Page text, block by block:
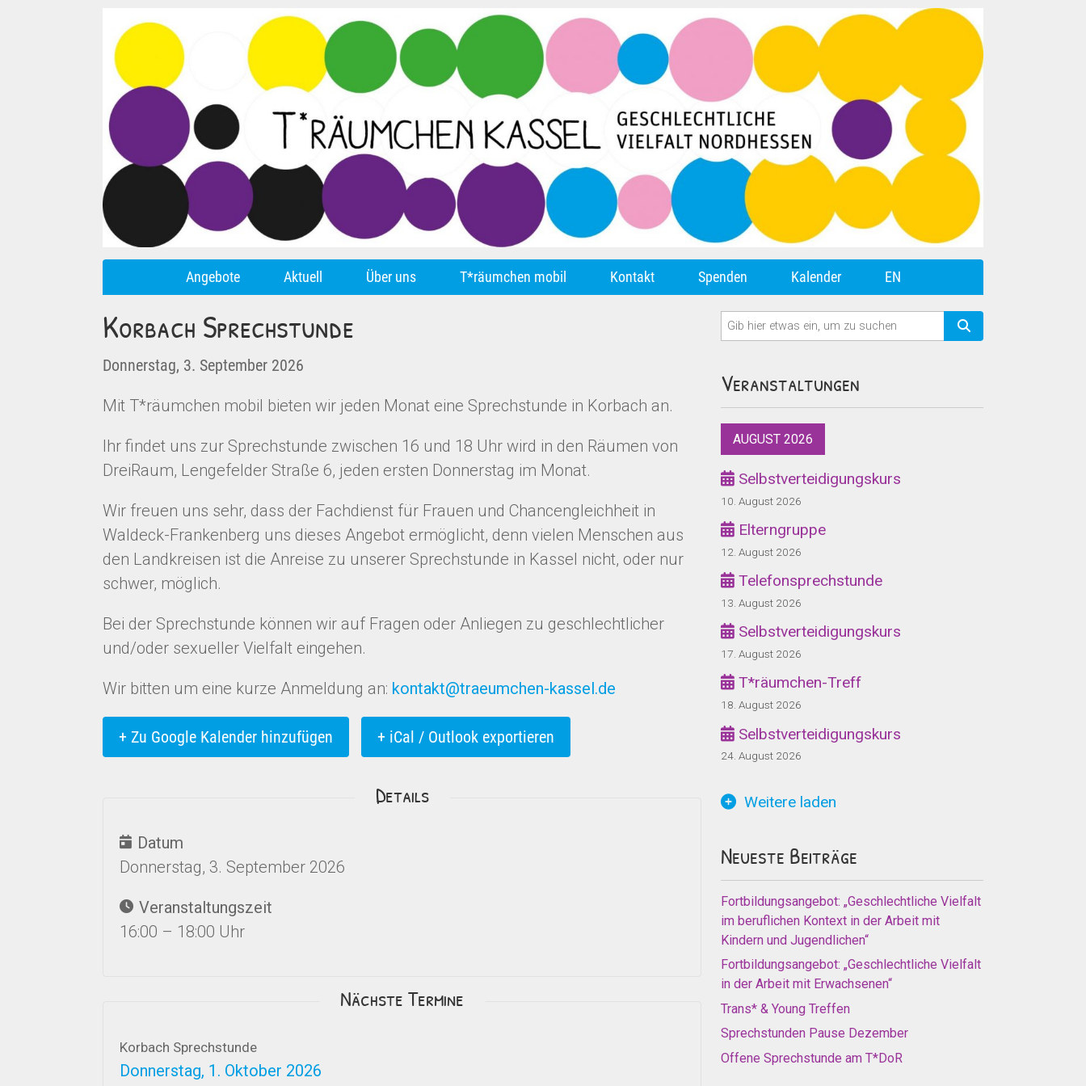
Angebote Aktuell Über uns T*räumchen mobil Kontakt Spenden Kalender EN
Korbach Sprechstunde
Donnerstag, 3. September 2026
Mit T*räumchen mobil bieten wir jeden Monat eine Sprechstunde in Korbach an.
Ihr findet uns zur Sprechstunde zwischen 16 und 18 Uhr wird in den Räumen von
DreiRaum, Lengefelder Straße 6, jeden ersten Donnerstag im Monat.
Wir freuen uns sehr, dass der Fachdienst für Frauen und Chancengleichheit in
Waldeck-Frankenberg uns dieses Angebot ermöglicht, denn vielen Menschen aus
den Landkreisen ist die Anreise zu unserer Sprechstunde in Kassel nicht, oder nur
schwer, möglich.
Bei der Sprechstunde können wir auf Fragen oder Anliegen zu geschlechtlicher
und/oder sexueller Vielfalt eingehen.
Wir bitten um eine kurze Anmeldung an: kontakt@traeumchen-kassel.de
+ Zu Google Kalender hinzufügen + iCal / Outlook exportieren
Details
Datum
Donnerstag, 3. September 2026
Veranstaltungszeit
16:00 – 18:00 Uhr
Nächste Termine
Korbach Sprechstunde
Donnerstag, 1. Oktober 2026
Veranstaltungen
AUGUST 2026
Selbstverteidigungskurs
10. August 2026
Elterngruppe
12. August 2026
Telefonsprechstunde
13. August 2026
Selbstverteidigungskurs
17. August 2026
T*räumchen-Treff
18. August 2026
Selbstverteidigungskurs
24. August 2026
Weitere laden
Neueste Beiträge
Fortbildungsangebot: „Geschlechtliche Vielfalt
im beruflichen Kontext in der Arbeit mit
Kindern und Jugendlichen“
Fortbildungsangebot: „Geschlechtliche Vielfalt
in der Arbeit mit Erwachsenen“
Trans* & Young Treffen
Sprechstunden Pause Dezember
Offene Sprechstunde am T*DoR